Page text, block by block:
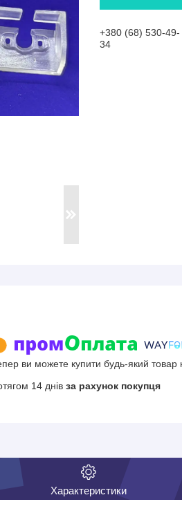
+380 (68) 530-49-
34
ви можете купити будь-який
14 днів за рахунок покупця
Характеристики